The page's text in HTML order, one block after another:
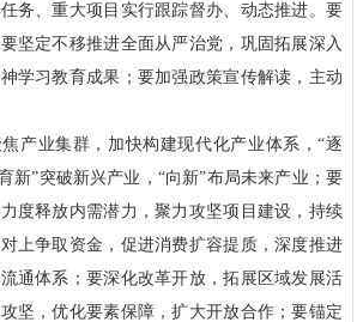
务、重大项目实行跟踪督办、动态推进。要
坚定不移推进全面从严治党，巩固拓展深入
学习教育成果；要加强政策宣传解读，主动
产业集群，加快构建现代化产业体系，“逐
新”突破新兴产业，“向新”布局未来产业；要
度释放内需潜力，聚力攻坚项目建设，持续
上争取资金，促进消费扩容提质，深度推进
通体系；要深化改革开放，拓展区域发展活
坚，优化要素保障，扩大开放合作；要锚定